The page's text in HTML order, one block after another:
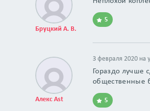
Бруцкий А. В.
5
Алекс Ast
3 февраля 2020 на
Гораздо лучше
общественные
5